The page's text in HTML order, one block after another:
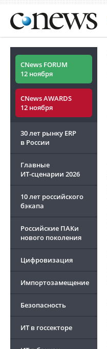
CNews FORUM
12 ноября
CNews AWARDS
12 ноября
30 лет рынку ERP
в России
Главные
ИТ-сценарии 2026
10 лет российского
бэкапа
Российские ПАКи
нового поколения
Цифровизация
Импортозамещение
Безопасность
ИТ в госсекторе